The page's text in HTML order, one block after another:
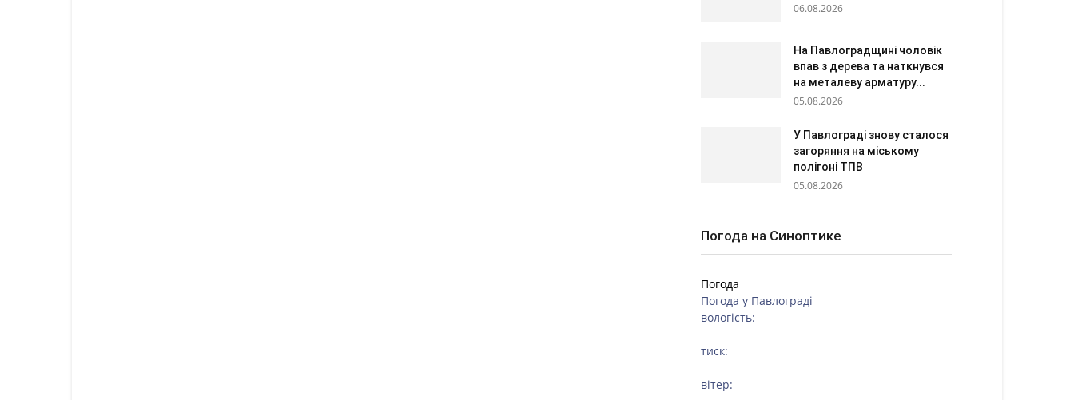
06.08.2026
На Павлоградщині чоловік
впав з дерева та наткнувся
на металеву арматуру...
05.08.2026
У Павлограді знову сталося
загоряння на міському
полігоні ТПВ
05.08.2026
Погода на Синоптике
Погода
Погода у Павлограді
вологість:
тиск:
вітер: